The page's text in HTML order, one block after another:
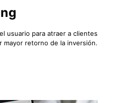
usuario para atraer a clientes
mayor retorno de la inversión.